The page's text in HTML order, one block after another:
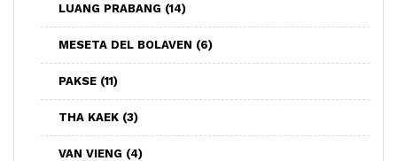
LUANG PRABANG (14)
MESETA DEL BOLAVEN (6)
PAKSE (11)
THA KAEK (3)
VAN VIENG (4)